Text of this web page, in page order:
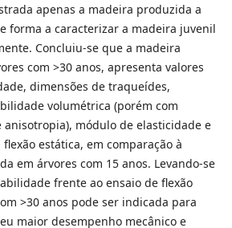
apenas a madeira produzida a
forma a caracterizar a madeira juvenil
Concluiu-se que a madeira
com >30 anos, apresenta valores
dimensões de traqueídes,
volumétrica (porém com
anisotropia), módulo de elasticidade e
estática, em comparação à
em árvores com 15 anos. Levando-se
frente ao ensaio de flexão
>30 anos pode ser indicada para
maior desempenho mecânico e